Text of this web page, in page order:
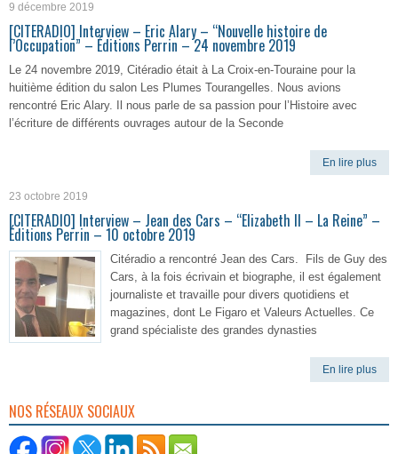
9 décembre 2019
[CITERADIO] Interview – Eric Alary – “Nouvelle histoire de
l’Occupation” – Éditions Perrin – 24 novembre 2019
Le 24 novembre 2019, Citéradio était à La Croix-en-Touraine pour la
huitième édition du salon Les Plumes Tourangelles. Nous avions
rencontré Eric Alary. Il nous parle de sa passion pour l’Histoire avec
l’écriture de différents ouvrages autour de la Seconde
En lire plus
23 octobre 2019
[CITERADIO] Interview – Jean des Cars – “Elizabeth II – La Reine” –
Éditions Perrin – 10 octobre 2019
Citéradio a rencontré Jean des Cars. Fils de Guy des
Cars, à la fois écrivain et biographe, il est également
journaliste et travaille pour divers quotidiens et
magazines, dont Le Figaro et Valeurs Actuelles. Ce
grand spécialiste des grandes dynasties
En lire plus
NOS RÉSEAUX SOCIAUX